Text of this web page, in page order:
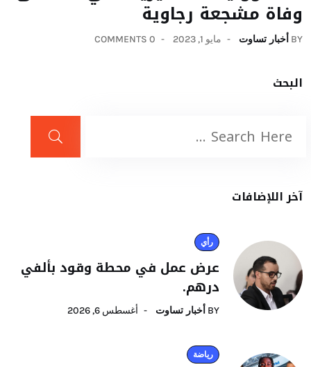
وفاة مشجعة رجاوية
BY أخبار تساوت مايو 1, 2023 0 COMMENTS
البحث
آخر اللإضافات
رأي
عرض عمل في محطة وقود بألفي
درهم.
BY أخبار تساوت أغسطس 6, 2026
رياضة